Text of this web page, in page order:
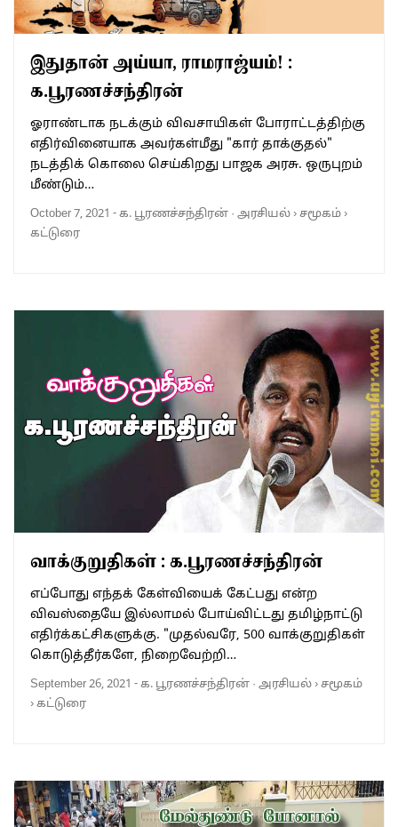
இதுதான் அய்யா, ராமராஜ்யம்! :
க.பூரணச்சந்திரன்
ஓராண்டாக நடக்கும் விவசாயிகள் போராட்டத்திற்கு
எதிர்வினையாக அவர்கள்மீது "கார் தாக்குதல்"
நடத்திக் கொலை செய்கிறது பாஜக அரசு. ஒருபுறம்
மீண்டும்…
October 7, 2021 -க. பூரணச்சந்திரன் · அரசியல்›சமூகம்›
கட்டுரை
வாக்குறுதிகள் : க.பூரணச்சந்திரன்
எப்போது எந்தக் கேள்வியைக் கேட்பது என்ற
விவஸ்தையே இல்லாமல் போய்விட்டது தமிழ்நாட்டு
எதிர்க்கட்சிகளுக்கு. "முதல்வரே, 500 வாக்குறுதிகள்
கொடுத்தீர்களே, நிறைவேற்றி…
September 26, 2021 -க. பூரணச்சந்திரன் · அரசியல்›சமூகம்
›கட்டுரை